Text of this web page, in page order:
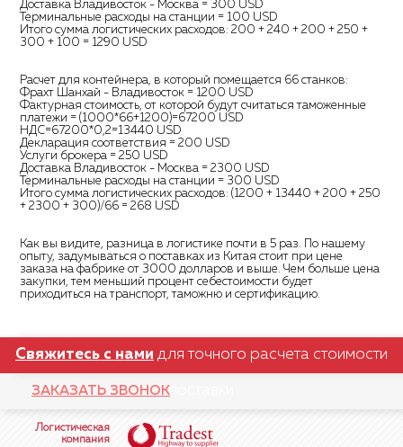
Доставка Владивосток - Москва = 300 USD
Терминальные расходы на станции = 100 USD
Итого сумма логистических расходов: 200 + 240 + 200 + 250 +
300 + 100 = 1290 USD
Расчет для контейнера, в который помещается 66 станков:
Фрахт Шанхай - Владивосток = 1200 USD
Фактурная стоимость, от которой будут считаться таможенные
платежи = (1000*66+1200)=67200 USD
НДС=67200*0,2=13440 USD
Декларация соответствия = 200 USD
Услуги брокера = 250 USD
Доставка Владивосток - Москва = 2300 USD
Терминальные расходы на станции = 300 USD
Итого сумма логистических расходов: (1200 + 13440 + 200 + 250
+ 2300 + 300)/66 = 268 USD
Как вы видите, разница в логистике почти в 5 раз. По нашему
опыту, задумываться о поставках из Китая стоит при цене
заказа на фабрике от 3000 долларов и выше. Чем больше цена
закупки, тем меньший процент себестоимости будет
приходиться на транспорт, таможню и сертификацию.
Свяжитесь с нами для точного расчета стоимости
поставки
ЗАКАЗАТЬ ЗВОНОК
Логистическая
компания